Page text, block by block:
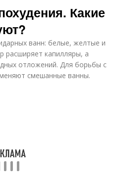
Какие
ванн: белые, желтые и
расширяет капилляры, а
отложений. Для борьбы с
смешанные ванны.